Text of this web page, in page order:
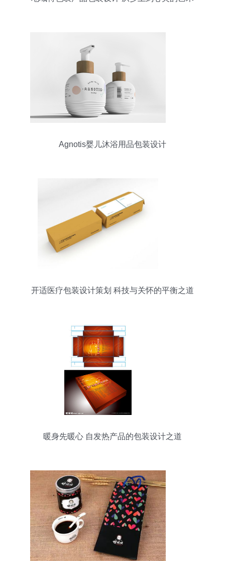
Agnotis婴儿沐浴用品包装设计
开适医疗包装设计策划 科技与关怀的平衡之道
暖身先暖心 自发热产品的包装设计之道